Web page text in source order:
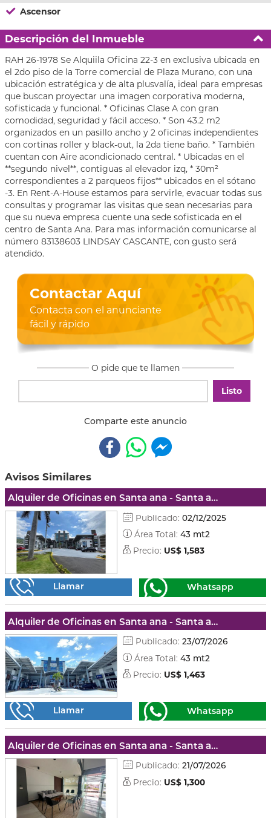
Ascensor
Descripción del Inmueble
RAH 26-1978 Se Alquiila Oficina 22-3 en exclusiva ubicada en
el 2do piso de la Torre comercial de Plaza Murano, con una
ubicación estratégica y de alta plusvalía, ideal para empresas
que buscan proyectar una imagen corporativa moderna,
sofisticada y funcional. * Oficinas Clase A con gran
comodidad, seguridad y fácil acceso. * Son 43.2 m2
organizados en un pasillo ancho y 2 oficinas independientes
con cortinas roller y black-out, la 2da tiene baño. * También
cuentan con Aire acondicionado central. * Ubicadas en el
**segundo nivel**, contiguas al elevador izq, * 30m²
correspondientes a 2 parqueos fijos** ubicados en el sótano
-3. En Rent-A-House estamos para servirle, evacuar todas sus
consultas y programar las visitas que sean necesarias para
que su nueva empresa cuente una sede sofisticada en el
centro de Santa Ana. Para mas información comunicarse al
número 83138603 LINDSAY CASCANTE, con gusto será
atendido.
Contactar Aquí
Contacta con el anunciante
fácil y rápido
O pide que te llamen
Listo
Comparte este anuncio
Avisos Similares
Alquiler de Oficinas en Santa ana - Santa ana
Publicado: 02/12/2025
Área Total: 43 mt2
Precio: US$ 1,583
Llamar Whatsapp
Alquiler de Oficinas en Santa ana - Santa ana
Publicado: 23/07/2026
Área Total: 43 mt2
Precio: US$ 1,463
Llamar Whatsapp
Alquiler de Oficinas en Santa ana - Santa ana
Publicado: 21/07/2026
Precio: US$ 1,300